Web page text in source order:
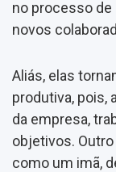
no processo
novos
Aliás, elas
produtiva, pois,
da empresa,
objetivos.
como um imã,